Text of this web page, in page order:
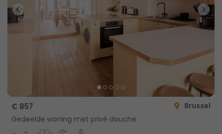
€ 857
Brussel
Gedeelde woning met privé douche